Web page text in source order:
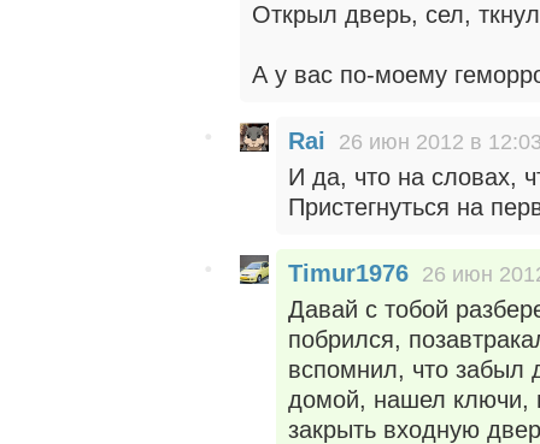
Открыл дверь, сел,
А у вас по-моему
Rai 26 июн 2012 в
И да, что на словах,
Пристегнуться на
Timur1976 26 июн
Давай с тобой
побрился,
вспомнил, что забыл
домой, нашел ключи,
закрыть входную